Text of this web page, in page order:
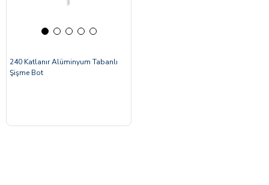
240 Katlanır Alüminyum Tabanlı
Şişme Bot